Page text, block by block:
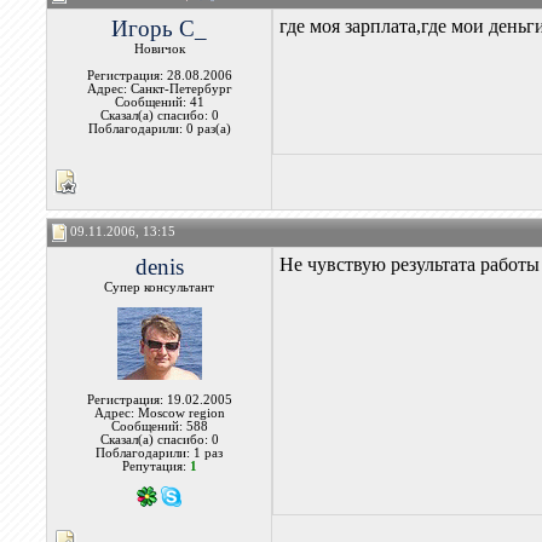
Игорь С_
Новичок
Регистрация: 28.08.2006
Адрес: Санкт-Петербург
Сообщений: 41
Сказал(а) спасибо: 0
Поблагодарили: 0 раз(а)
где моя зарплата,где мои
09.11.2006, 13:15
denis
Супер консультант
Регистрация: 19.02.2005
Адрес: Moscow region
Сообщений: 588
Сказал(а) спасибо: 0
Поблагодарили: 1 раз
Репутация: 1
Не чувствую результата